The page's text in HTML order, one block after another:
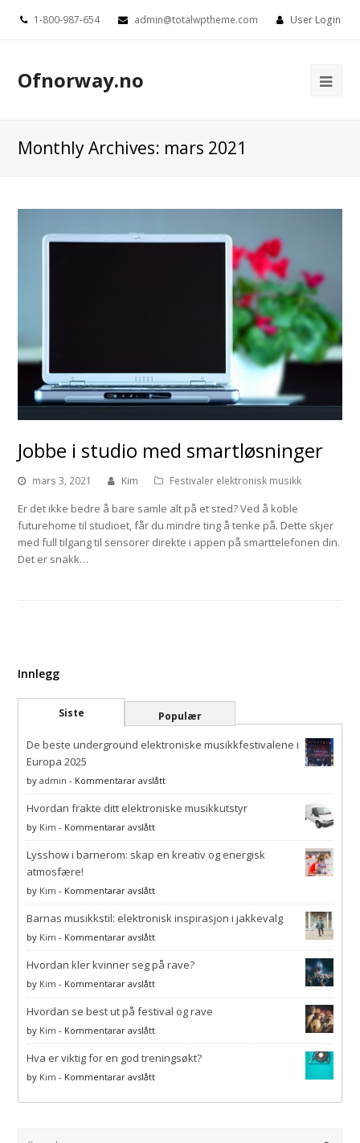
1-800-987-654 admin@totalwptheme.com User Login
Ofnorway.no
Monthly Archives: mars 2021
Jobbe i studio med smartløsninger
mars 3, 2021 Kim Festivaler elektronisk musikk
Er det ikke bedre å bare samle alt på et sted? Ved å koble
futurehome til studioet, får du mindre ting å tenke på. Dette skjer
med full tilgang til sensorer direkte i appen på smarttelefonen din.
Det er snakk…
Innlegg
Siste Populær
De beste underground elektroniske musikkfestivalene i
Europa 2025
byadmin - Kommentarar avslåttpå
De
beste
musikkfestivalene
Hvordan frakte ditt elektroniske musikkutstyr
by Kim - Kommentarar avslåttpå
Hvordan
frakte
musikkutstyr
Lysshow i barnerom: skap en kreativ og energisk
atmosfære!
by Kim - Kommentarar avslåttpå
Lysshow
i
en
og
energisk
atmosfære!
Barnas musikkstil: elektronisk inspirasjon i jakkevalg
by Kim - Kommentarar avslåttpå
Barnas
musikkstil:
i
Hvordan kler kvinner seg på rave?
by Kim - Kommentarar avslåttpå
Hvordan
kler
på
Hvordan se best ut på festival og rave
by Kim - Kommentarar avslåttpå
Hvordan
se
på
Hva er viktig for en god treningsøkt?
by Kim - Kommentarar avslåttpå
er